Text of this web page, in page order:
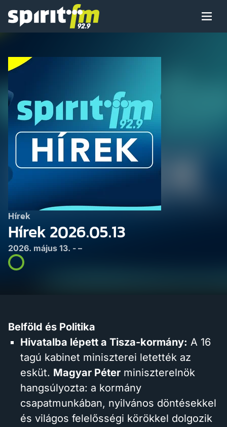
Spirit
Menü
Arcaink
Műsor
Hírek
Hírek
Hírek 2026.05.13
2026. május 13. - –
Belföld és Politika
Hivatalba lépett a Tisza-kormány: A 16
tagú kabinet miniszterei letették az
esküt. Magyar Péter miniszterelnök
hangsúlyozta: a kormány
csapatmunkában, nyilvános döntésekkel
és világos felelősségi körökkel dolgozik